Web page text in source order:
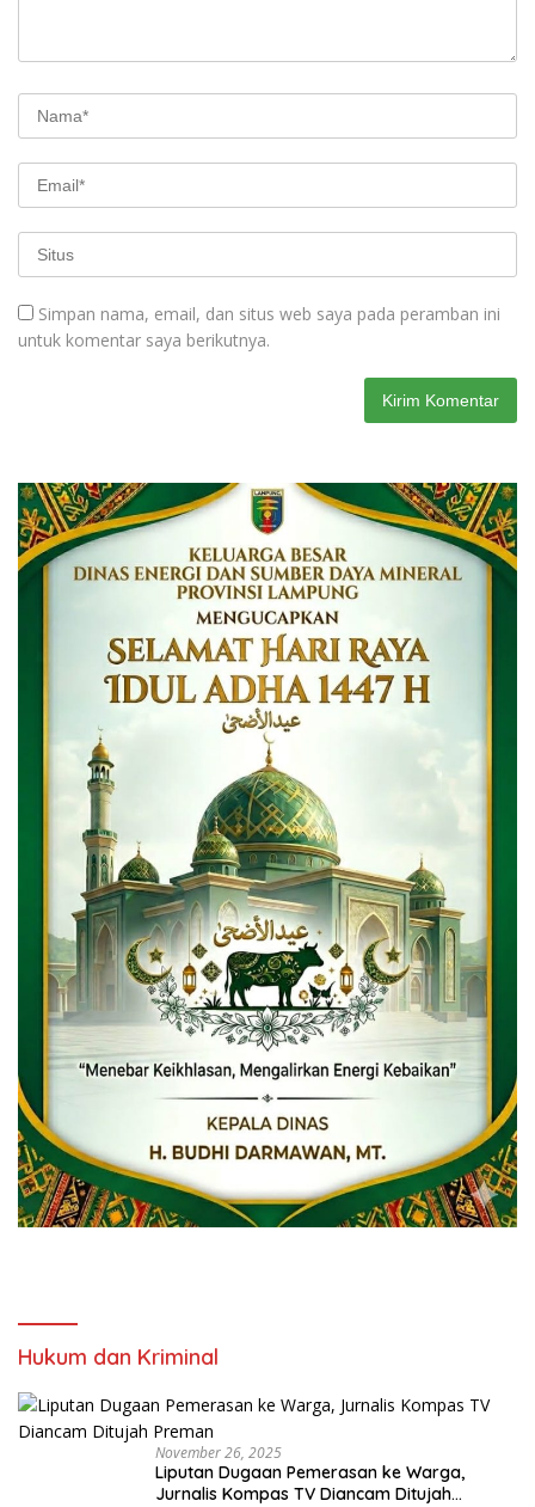
Simpan nama, email, dan situs web saya pada peramban ini
untuk komentar saya berikutnya.
Hukum dan Kriminal
November 26, 2025
Liputan Dugaan Pemerasan ke Warga,
Jurnalis Kompas TV Diancam Ditujah